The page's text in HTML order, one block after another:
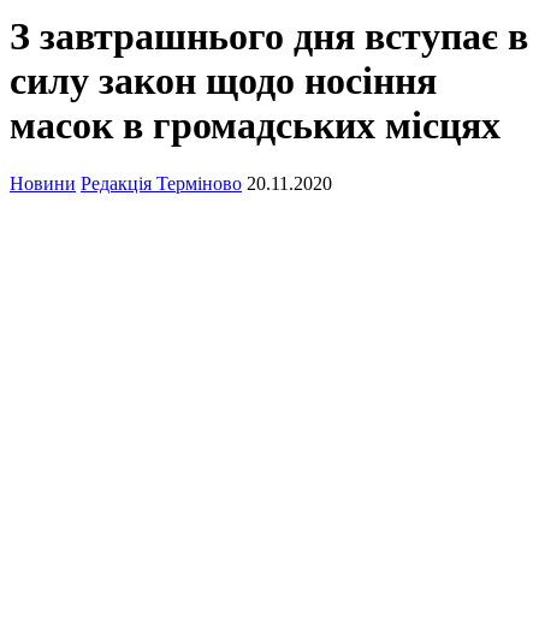
З завтрашнього дня вступає в
силу закон щодо носіння
масок в громадських місцях
Новини Редакція Терміново 20.11.2020